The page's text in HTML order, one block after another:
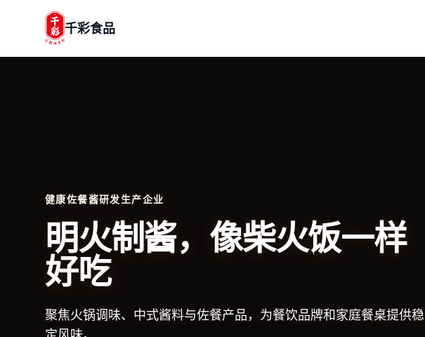
千彩食品
健康佐餐酱研发生产企业
明火制酱，像柴火饭一样
好吃
聚焦火锅调味、中式酱料与佐餐产品，为餐饮品牌和家庭餐桌提供稳